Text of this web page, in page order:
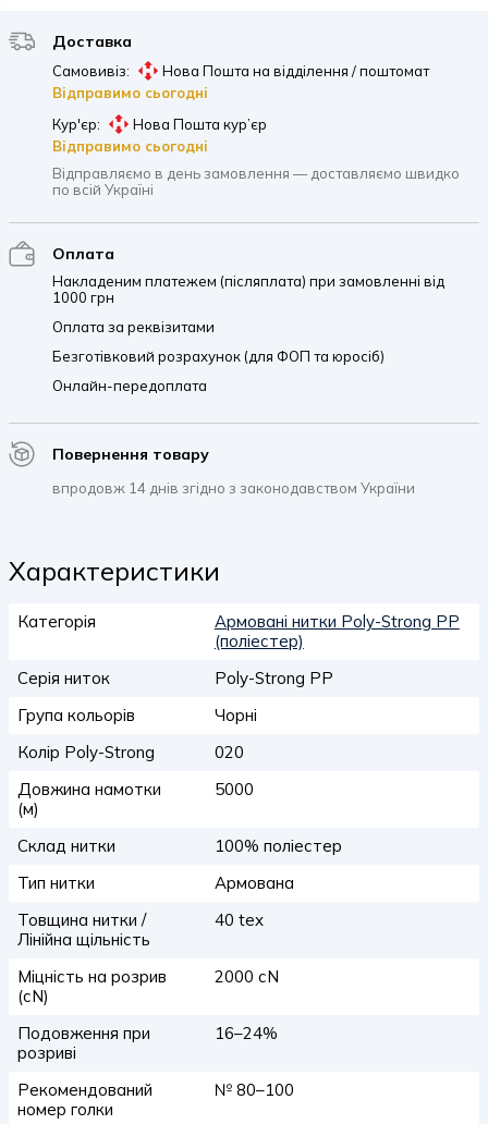
Доставка
Самовивіз:
Нова Пошта на відділення / поштомат
Відправимо сьогодні
Кур'єр:
Нова Пошта кур’єр
Відправимо сьогодні
Відправляємо в день замовлення — доставляємо швидко
по всій Україні
Оплата
Накладеним платежем (післяплата) при замовленні від
1000 грн
Оплата за реквізитами
Безготівковий розрахунок (для ФОП та юросіб)
Онлайн-передоплата
Повернення товару
впродовж 14 днів згідно з законодавством України
Характеристики
Категорія
Армовані нитки Poly-Strong PP
(поліестер)
Серія ниток
Poly-Strong PP
Група кольорів
Чорні
Колір Poly-Strong
020
Довжина намотки
(м)
5000
Склад нитки
100% поліестер
Тип нитки
Армована
Товщина нитки /
Лінійна щільність
40 tex
Міцність на розрив
(сN)
2000 сN
Подовження при
розриві
16–24%
Рекомендований
номер голки
№ 80–100